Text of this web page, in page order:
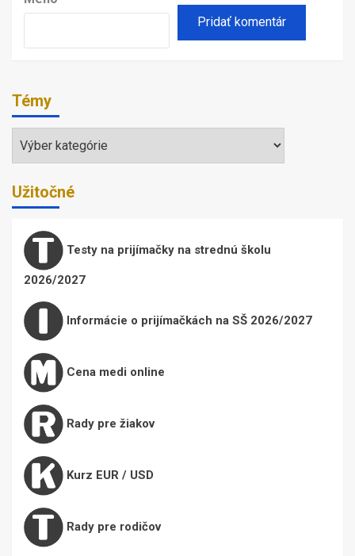
Témy
Užitočné
Testy na prijímačky na strednú školu
2026/2027
Informácie o prijímačkách na SŠ 2026/2027
Cena medi online
Rady pre žiakov
Kurz EUR / USD
Rady pre rodičov